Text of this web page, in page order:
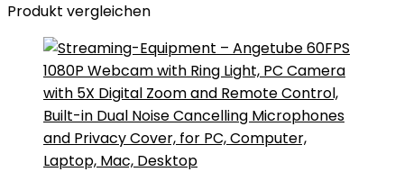
Produkt vergleichen